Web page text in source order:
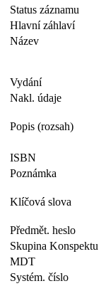
Status záznamu
Hlavní záhlaví
Název
Vydání
Nakl. údaje
Popis (rozsah)
ISBN
Poznámka
Klíčová slova
Předmět. heslo
Skupina Konspektu
MDT
Systém. číslo